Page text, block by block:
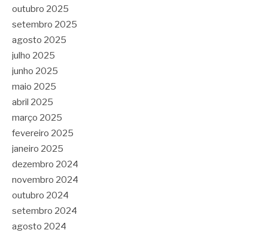
outubro 2025
setembro 2025
agosto 2025
julho 2025
junho 2025
maio 2025
abril 2025
março 2025
fevereiro 2025
janeiro 2025
dezembro 2024
novembro 2024
outubro 2024
setembro 2024
agosto 2024